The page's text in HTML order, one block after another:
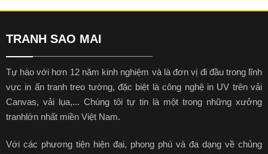
TRANH SAO MAI
Tự hào với hơn 12 năm kinh nghiệm và là đơn vị đi đầu trong lĩnh
vực in ấn tranh treo tường, đặc biệt là công nghệ in UV trên vải
Canvas, vải lụa,... Chúng tôi tự tin là một trong những xưởng
tranhlớn nhất miền Việt Nam.
Với các phương tiện hiện đại, phong phú và đa dạng về chủng